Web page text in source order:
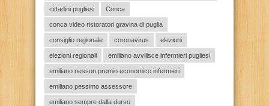
cittadini pugliesi Conca
conca video ristoratori gravina di puglia
consiglio regionale coronavirus elezioni
elezioni regionali emiliano avvilisce infermieri pugliesi
emiliano nessun premio economico infermieri
emiliano pessimo assessore
emiliano sempre dalla durso